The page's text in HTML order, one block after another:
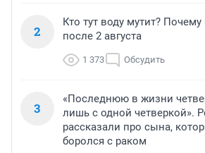
2
Кто тут воду мутит? Почему
после 2 августа
1 373 Обсудить
3
«Последнюю в жизни
лишь с одной четверкой».
рассказали про сына,
боролся с раком